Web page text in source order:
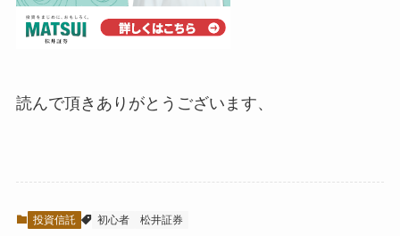
読んで頂きありがとうございます、
投資信託 初心者 松井証券